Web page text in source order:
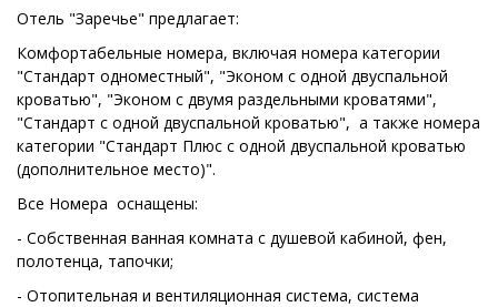
Отель "Заречье" предлагает:
Комфортабельные номера, включая номера категории
"Стандарт одноместный", "Эконом с одной двуспальной
кроватью", "Эконом с двумя раздельными кроватями",
"Стандарт с одной двуспальной кроватью", а также номера
категории "Стандарт Плюс с одной двуспальной кроватью
(дополнительное место)".
Все Номера оснащены:
- Собственная ванная комната c душевой кабиной, фен,
полотенца, тапочки;
- Отопительная и вентиляционная система, система